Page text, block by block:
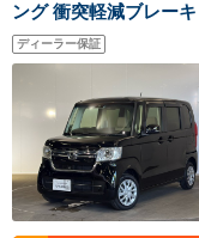
ング 衝突軽減ブレー
ロール 純正オーディ
ー ETC LEDヘッドライ
ディーラー保証